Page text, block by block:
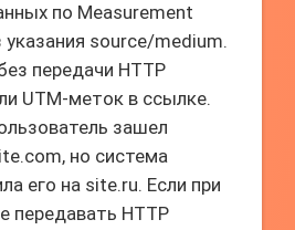
по Measurement
source/medium.
передачи HTTP
UTM-меток в ссылке.
зашел
но система
его на site.ru. Если при
передавать HTTP